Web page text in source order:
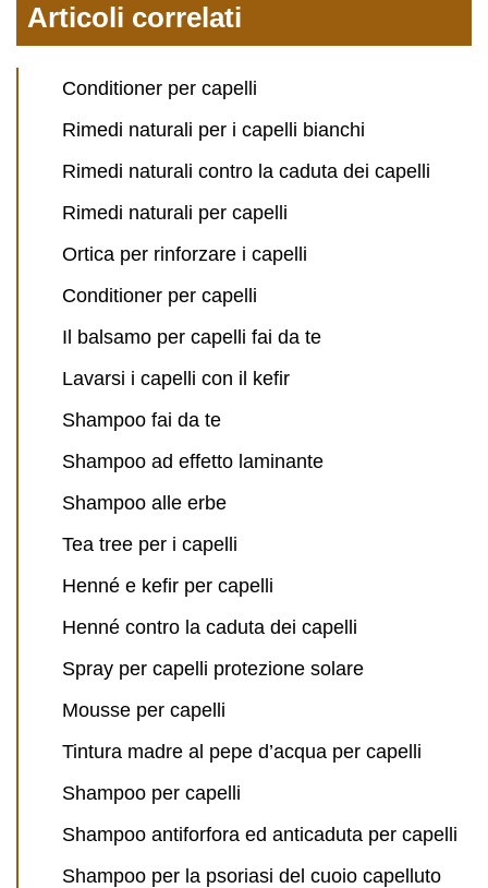
Articoli correlati
Conditioner per capelli
Rimedi naturali per i capelli bianchi
Rimedi naturali contro la caduta dei capelli
Rimedi naturali per capelli
Ortica per rinforzare i capelli
Conditioner per capelli
Il balsamo per capelli fai da te
Lavarsi i capelli con il kefir
Shampoo fai da te
Shampoo ad effetto laminante
Shampoo alle erbe
Tea tree per i capelli
Henné e kefir per capelli
Henné contro la caduta dei capelli
Spray per capelli protezione solare
Mousse per capelli
Tintura madre al pepe d’acqua per capelli
Shampoo per capelli
Shampoo antiforfora ed anticaduta per capelli
Shampoo per la psoriasi del cuoio capelluto